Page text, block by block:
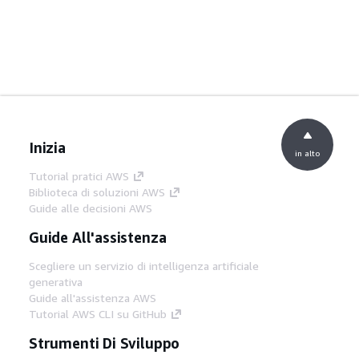
Inizia
Tutorial pratici AWS
Biblioteca di soluzioni AWS
Guide alle decisioni AWS
Guide All'assistenza
Scegliere un servizio di intelligenza artificiale
generativa
Guide all'assistenza AWS
Tutorial AWS CLI su GitHub
Strumenti Di Sviluppo
in alto